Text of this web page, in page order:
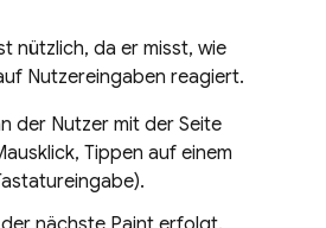
nützlich, da er misst, wie
Nutzereingaben reagiert.
der Nutzer mit der Seite
Tippen auf einem